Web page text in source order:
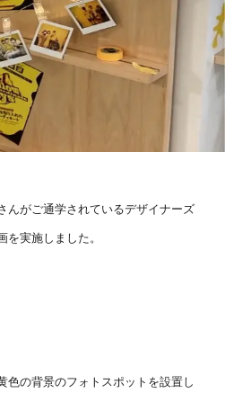
んがご通学されているデザイナーズ
を実施しました。
色の背景のフォトスポットを設置し